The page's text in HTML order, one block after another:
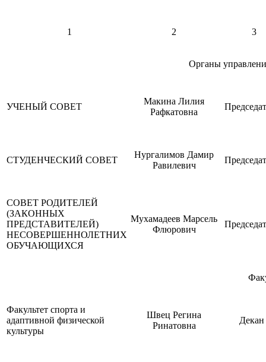
1 2 3
Органы
УЧЕНЫЙ СОВЕТ
Макина Лилия
Рафкатовна
СТУДЕНЧЕСКИЙ СОВЕТ
Нургалимов Дамир
Равилевич
СОВЕТ РОДИТЕЛЕЙ
(ЗАКОННЫХ
ПРЕДСТАВИТЕЛЕЙ)
НЕСОВЕРШЕННОЛЕТНИХ
ОБУЧАЮЩИХСЯ
Мухамадеев Марсель
Флюрович
Факультет спорта и
адаптивной физической
культуры
Швец Регина
Ринатовна
Декан